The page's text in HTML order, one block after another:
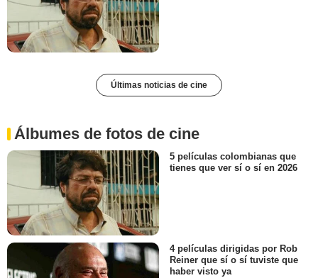
Últimas noticias de cine
Álbumes de fotos de cine
5 películas colombianas que
tienes que ver sí o sí en 2026
4 películas dirigidas por Rob
Reiner que sí o sí tuviste que
haber visto ya